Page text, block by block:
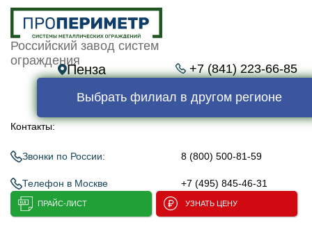
Российский завод систем
ограждения
Пенза +7 (841) 223-66-85
Выбрать филиал в другом регионе
Контакты:
Звонки по России: 8 (800) 500-81-59
Телефон в Москве +7 (495) 845-46-31
ПРАЙС-ЛИСТ УЗНАТЬ ЦЕНУ